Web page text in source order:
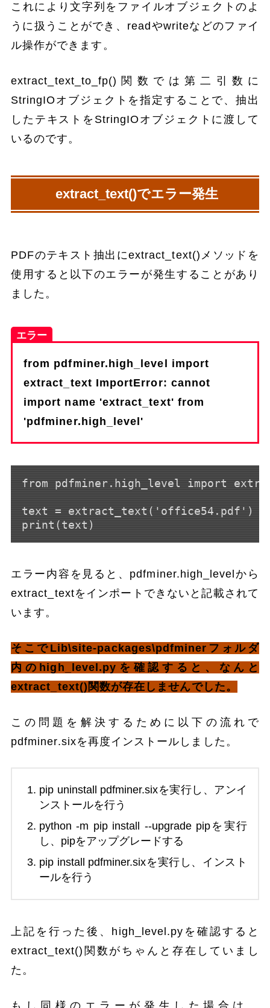
これにより文字列をファイルオブジェクトのよ
うに扱うことができ、readやwriteなどのファイ
ル操作ができます。
extract_text_to_fp()関数では第二引数に
StringIOオブジェクトを指定することで、抽出
したテキストをStringIOオブジェクトに渡して
いるのです。
extract_text()でエラー発生
PDFのテキスト抽出にextract_text()メソッドを
使用すると以下のエラーが発生することがあり
ました。
エラー
from pdfminer.high_level import
extract_text ImportError: cannot
import name 'extract_text' from
'pdfminer.high_level'
from pdfminer.high_level import
text = extract_text('office54.pdf')
エラー内容を見ると、pdfminer.high_levelから
extract_textをインポートできないと記載されて
います。
そこでLib\site-packages\pdfminerフォルダ
内のhigh_level.pyを確認すると、なんと
extract_text()関数が存在しませんでした。
この問題を解決するために以下の流れで
pdfminer.sixを再度インストールしました。
pip uninstall pdfminer.sixを実行し、アンイ
ンストールを行う
python -m pip install --upgrade pipを実行
し、pipをアップグレードする
pip install pdfminer.sixを実行し、インスト
ールを行う
上記を行った後、high_level.pyを確認すると
extract_text()関数がちゃんと存在していまし
た。